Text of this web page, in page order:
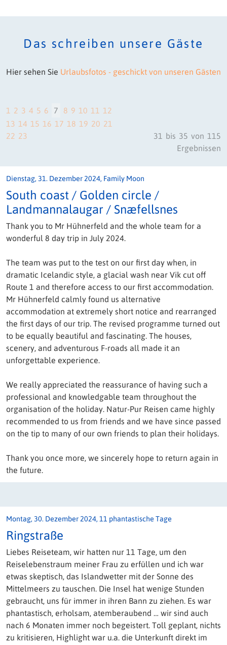
​Das schreiben unsere Gäste
Hier sehen Sie Urlaubsfotos - geschickt von unseren Gästen
1 2 3 4 5 6 7 8 9 10 11
12
13 14 15 16 17 18 19 20 21
22 23 31 bis 35 von 115
Ergebnissen
Dienstag, 31. Dezember 2024, Family Moon
South coast / Golden circle /
Landmannalaugar / Snæfellsnes
Thank you to Mr Hühnerfeld and the whole team for a
wonderful 8 day trip in July 2024.
The team was put to the test on our first day when, in
dramatic Icelandic style, a glacial wash near Vik cut off
Route 1 and therefore access to our first accommodation.
Mr Hühnerfeld calmly found us alternative
accommodation at extremely short notice and rearranged
the first days of our trip. The revised programme turned out
to be equally beautiful and fascinating. The houses,
scenery, and adventurous F-roads all made it an
unforgettable experience.
We really appreciated the reassurance of having such a
professional and knowledgable team throughout the
organisation of the holiday. Natur-Pur Reisen came highly
recommended to us from friends and we have since passed
on the tip to many of our own friends to plan their holidays.
Thank you once more, we sincerely hope to return again in
the future.
Montag, 30. Dezember 2024, 11 phantastische Tage
Ringstraße
Liebes Reiseteam, wir hatten nur 11 Tage, um den
Reiselebenstraum meiner Frau zu erfüllen und ich war
etwas skeptisch, das Islandwetter mit der Sonne des
Mittelmeers zu tauschen. Die Insel hat wenige Stunden
gebraucht, uns für immer in ihren Bann zu ziehen. Es war
phantastisch, erholsam, atemberaubend … wir sind auch
nach 6 Monaten immer noch begeistert. Toll geplant, nichts
zu kritisieren, Highlight war u.a. die Unterkunft direkt im